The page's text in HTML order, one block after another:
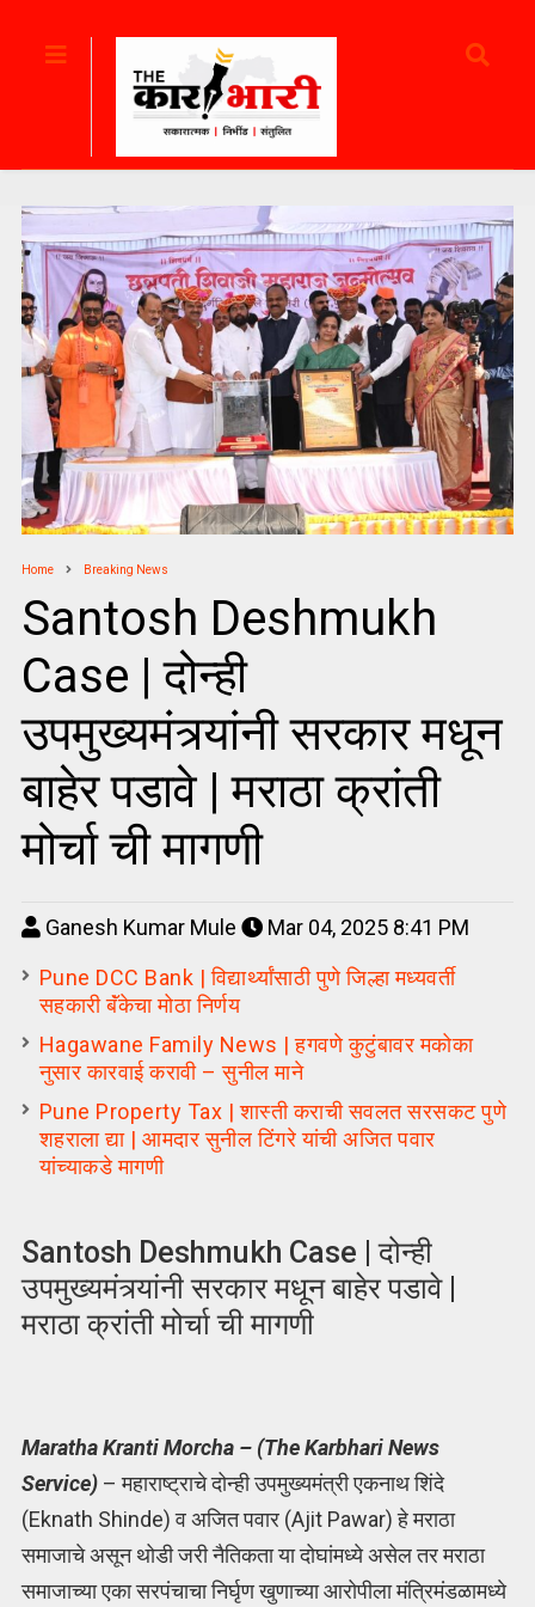
Home Breaking News
Santosh Deshmukh
Case | दोन्ही
उपमुख्यमंत्र्यांनी सरकार मधून
बाहेर पडावे | मराठा क्रांती
मोर्चा ची मागणी
Ganesh Kumar Mule
Mar 04, 2025 8:41 PM
Pune DCC Bank | विद्यार्थ्यांसाठी पुणे जिल्हा मध्यवर्ती
सहकारी बॅंकेचा मोठा निर्णय
Hagawane Family News | हगवणे कुटुंबावर मकोका
नुसार कारवाई करावी – सुनील माने
Pune Property Tax | शास्ती कराची सवलत सरसकट पुणे
शहराला द्या | आमदार सुनील टिंगरे यांची अजित पवार
यांच्याकडे मागणी
Santosh Deshmukh Case | दोन्ही
उपमुख्यमंत्र्यांनी सरकार मधून बाहेर पडावे |
मराठा क्रांती मोर्चा ची मागणी
Maratha Kranti Morcha – (The Karbhari News
Service)– महाराष्ट्राचे दोन्ही उपमुख्यमंत्री एकनाथ शिंदे
(Eknath Shinde) व अजित पवार (Ajit Pawar) हे मराठा
समाजाचे असून थोडी जरी नैतिकता या दोघांमध्ये असेल तर मराठा
समाजाच्या एका सरपंचाचा निर्घृण खुणाच्या आरोपीला मंत्रिमंडळामध्ये